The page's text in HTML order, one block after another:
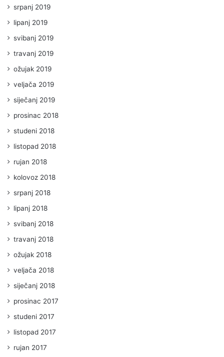
srpanj 2019
lipanj 2019
svibanj 2019
travanj 2019
ožujak 2019
veljača 2019
siječanj 2019
prosinac 2018
studeni 2018
listopad 2018
rujan 2018
kolovoz 2018
srpanj 2018
lipanj 2018
svibanj 2018
travanj 2018
ožujak 2018
veljača 2018
siječanj 2018
prosinac 2017
studeni 2017
listopad 2017
rujan 2017